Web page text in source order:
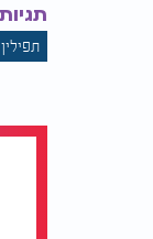
תפילין